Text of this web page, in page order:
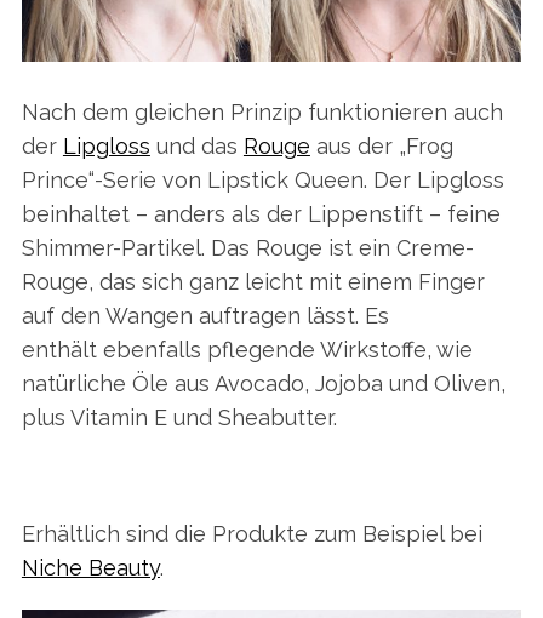
Nach dem gleichen Prinzip funktionieren auch
der Lipgloss und das Rouge aus der „Frog
Prince“-Serie von Lipstick Queen. Der Lipgloss
beinhaltet – anders als der Lippenstift – feine
Shimmer-Partikel. Das Rouge ist ein Creme-
Rouge, das sich ganz leicht mit einem Finger
auf den Wangen auftragen lässt. Es
enthält ebenfalls pflegende Wirkstoffe, wie
natürliche Öle aus Avocado, Jojoba und Oliven,
plus Vitamin E und Sheabutter.
Erhältlich sind die Produkte zum Beispiel bei
Niche Beauty.
S
e